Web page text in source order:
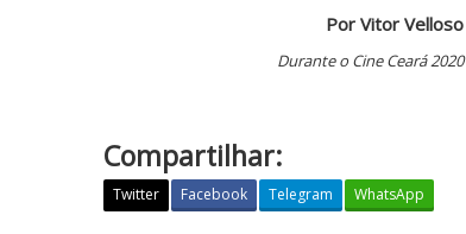
Por Vitor Velloso
Durante o Cine Ceará 2020
Compartilhar:
Twitter Facebook Telegram WhatsApp